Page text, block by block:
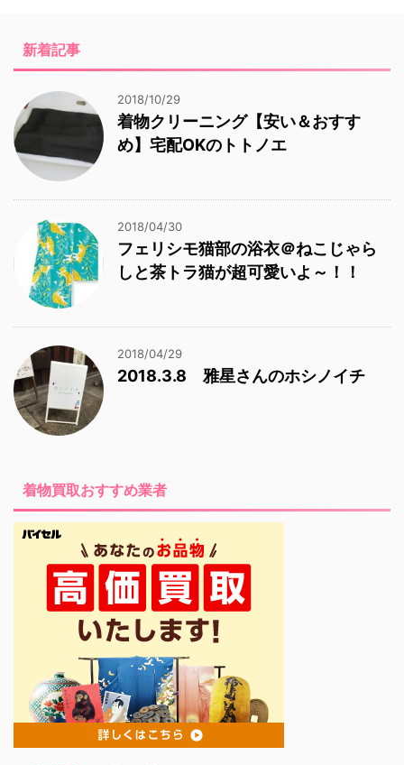
新着記事
2018/10/29
着物クリーニング【安い＆おすす
め】宅配OKのトトノエ
2018/04/30
フェリシモ猫部の浴衣＠ねこじゃら
しと茶トラ猫が超可愛いよ～！！
2018/04/29
2018.3.8 雅星さんのホシノイチ
着物買取おすすめ業者